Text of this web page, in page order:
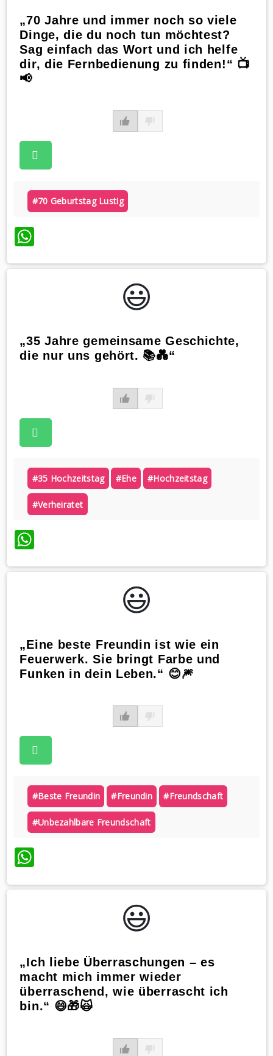
„70 Jahre und immer noch so viele
Dinge, die du noch tun möchtest?
Sag einfach das Wort und ich helfe
dir, die Fernbedienung zu finden!“ 📺
📢
#70 Geburtstag Lustig
WhatsApp
😃️
„35 Jahre gemeinsame Geschichte,
die nur uns gehört. 📚💑“
#35 Hochzeitstag #ehe #hochzeitstag
#verheiratet
WhatsApp
😃️
„Eine beste Freundin ist wie ein
Feuerwerk. Sie bringt Farbe und
Funken in dein Leben.“ 😊🎆
#beste Freundin #freundin #freundschaft
#unbezahlbare Freundschaft
WhatsApp
😃️
„Ich liebe Überraschungen – es
macht mich immer wieder
überraschend, wie überrascht ich
bin.“ 😄🎁🙀